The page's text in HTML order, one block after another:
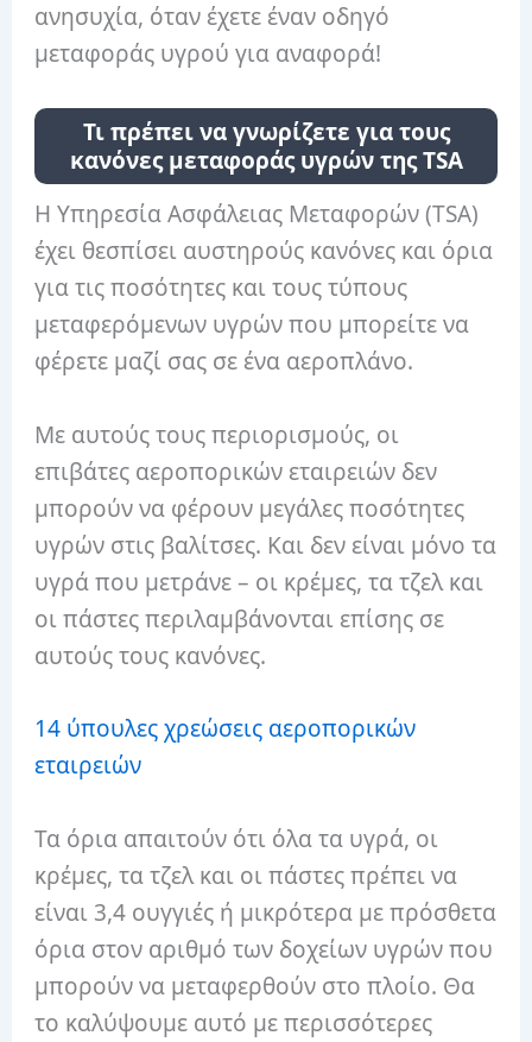
ανησυχία, όταν έχετε έναν οδηγό
μεταφοράς υγρού για αναφορά!
Τι πρέπει να γνωρίζετε για τους
κανόνες μεταφοράς υγρών της TSA
Η Υπηρεσία Ασφάλειας Μεταφορών (TSA)
έχει θεσπίσει αυστηρούς κανόνες και όρια
για τις ποσότητες και τους τύπους
μεταφερόμενων υγρών που μπορείτε να
φέρετε μαζί σας σε ένα αεροπλάνο.
Με αυτούς τους περιορισμούς, οι
επιβάτες αεροπορικών εταιρειών δεν
μπορούν να φέρουν μεγάλες ποσότητες
υγρών στις βαλίτσες. Και δεν είναι μόνο τα
υγρά που μετράνε – οι κρέμες, τα τζελ και
οι πάστες περιλαμβάνονται επίσης σε
αυτούς τους κανόνες.
14 ύπουλες χρεώσεις αεροπορικών
εταιρειών
Τα όρια απαιτούν ότι όλα τα υγρά, οι
κρέμες, τα τζελ και οι πάστες πρέπει να
είναι 3,4 ουγγιές ή μικρότερα με πρόσθετα
όρια στον αριθμό των δοχείων υγρών που
μπορούν να μεταφερθούν στο πλοίο. Θα
το καλύψουμε αυτό με περισσότερες